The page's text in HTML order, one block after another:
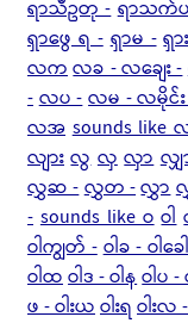
ရာသီဥတု - ရာသက်
ရှာဖွေ ရ - ရှာမ - ရှ
လကလခ - လချေး -
-လပ -လမ - လမိုင်
လအ sounds like
လျား လွ လှ လှာ လ
လွှဆ -လွှတ -လွှာ
- sounds like ဝ ဝါ
ဝါကျွတ် -ဝါခ - ဝါခ
ဝါထဝါဒ - ဝါနဝါပ
ဖ - ဝါးယဝါးရ ဝါးလ